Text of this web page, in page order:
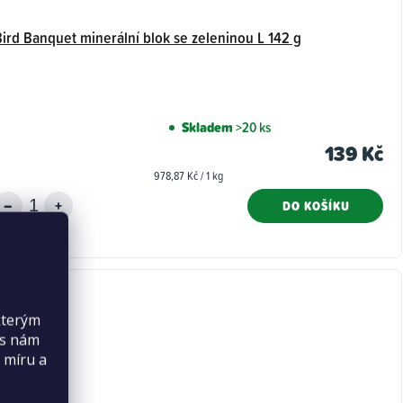
nám
a
Banquet minerální blok se zeleninou L 142 g
Skladem>20 ks
139 Kč
Měrná
978,87 Kč / 1 kg
DO KOŠÍKU